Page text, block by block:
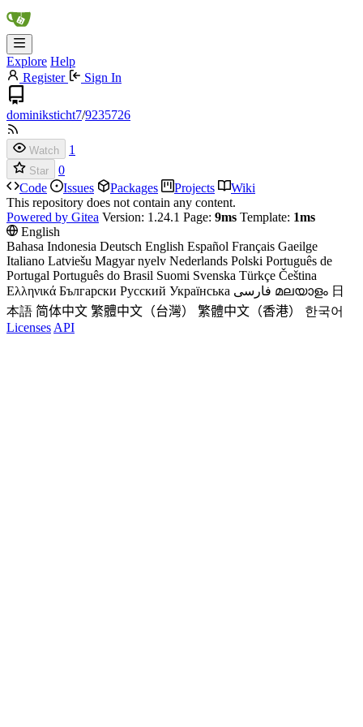
Explore Help
Register
Sign In
dominiksticht7/9235726
Watch 1
Star
0
Code
Issues Packages Projects
Wiki
This repository does not contain any content.
Powered by Gitea Version: 1.24.1 Page: 9ms Template: 1ms
English
Bahasa Indonesia Deutsch English Español Français Gaeilge
Italiano Latviešu Magyar nyelv Nederlands Polski Português de
Portugal Português do Brasil Suomi Svenska Türkçe Čeština
Ελληνικά Български Русский Українська فارسی മലയാളം 日
本語 简体中文 繁體中文（台灣） 繁體中文（香港）
한국어
Licenses API